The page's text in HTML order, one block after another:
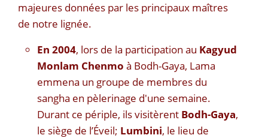
majeures données par les principaux maîtres
de notre lignée.
En 2004, lors de la participation au Kagyud
Monlam Chenmo à Bodh-Gaya, Lama
emmena un groupe de membres du
sangha en pèlerinage d'une semaine.
Durant ce périple, ils visitèrent Bodh-Gaya,
le siège de l’Éveil; Lumbini, le lieu de